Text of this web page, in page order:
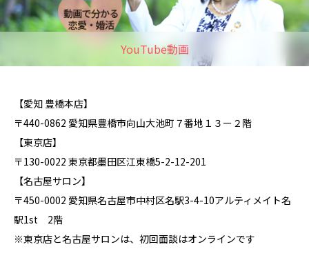
YouTube動画
【愛知 豊橋本店】
〒440-0862 愛知県豊橋市向山大池町７番地１３ー２階
【東京店】
〒130-0022 東京都墨田区江東橋5-2-12-201
【名古屋サロン】
〒450-0002 愛知県名古屋市中村区名駅3-4-10アルティメイト名
駅1st 2階
※東京店と名古屋サロンは、初回面談はオンラインです